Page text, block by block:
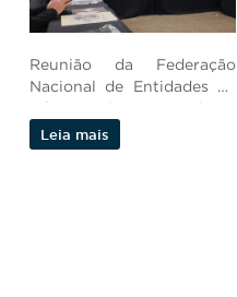
Reunião da Federação
Nacional de Entidades de
Oficiais Militares Estaduais.
Leia mais